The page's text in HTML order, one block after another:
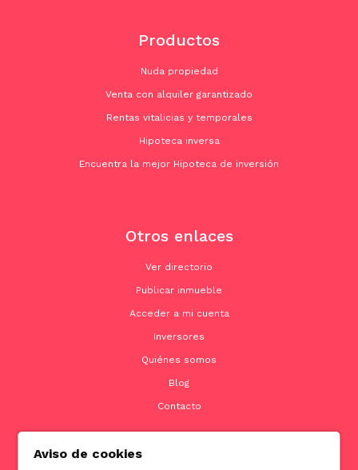
Productos
Nuda propiedad
Venta con alquiler garantizado
Rentas vitalicias y temporales
Hipoteca inversa
Encuentra la mejor Hipoteca de inversión
Otros enlaces
Ver directorio
Publicar inmueble
Acceder a mi cuenta
Inversores
Quiénes somos
Blog
Contacto
Aviso de cookies